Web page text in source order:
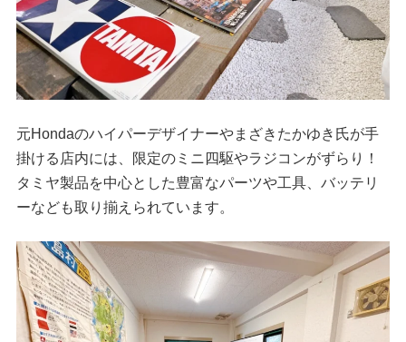
元Hondaのハイパーデザイナーやまざきたかゆき氏が手
掛ける店内には、限定のミニ四駆やラジコンがずらり！
タミヤ製品を中心とした豊富なパーツや工具、バッテリ
ーなども取り揃えられています。